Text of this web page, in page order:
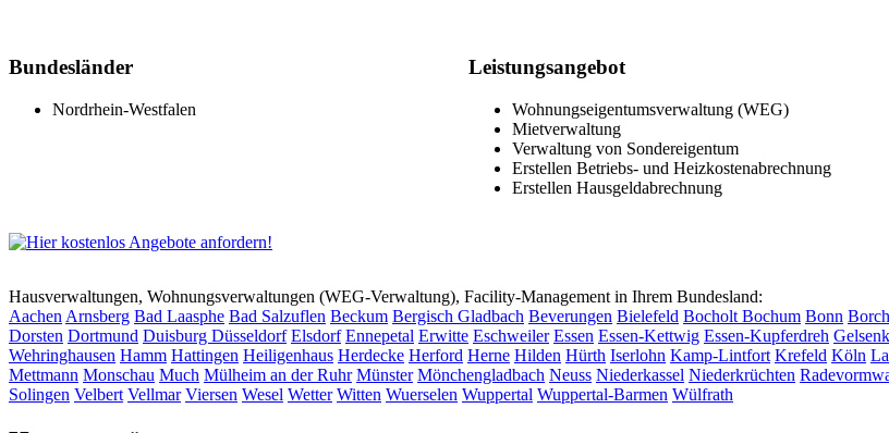
Bundesländer
Nordrhein-Westfalen
Leistungsangebot
Wohnungseigentumsverwaltung (WEG)
Mietverwaltung
Verwaltung von Sondereigentum
Erstellen Betriebs- und Heizkostenabrechnung
Erstellen Hausgeldabrechnung
Hausverwaltungen, Wohnungsverwaltungen (WEG-Verwaltung), Facility-Management in Ihrem Bundesland:
Aachen Arnsberg Bad Laasphe Bad Salzuflen Beckum Bergisch Gladbach Beverungen Bielefeld Bocholt Bochum Bonn
Dorsten Dortmund Duisburg Düsseldorf Elsdorf Ennepetal Erwitte Eschweiler Essen Essen-Kettwig Essen-Kupferdreh
Wehringhausen Hamm Hattingen Heiligenhaus Herdecke Herford Herne Hilden Hürth Iserlohn Kamp-Lintfort Krefeld Köln
Mettmann Monschau Much Mülheim an der Ruhr Münster Mönchengladbach Neuss Niederkassel Niederkrüchten
Solingen Velbert Vellmar Viersen Wesel Wetter Witten Wuerselen Wuppertal Wuppertal-Barmen Wülfrath